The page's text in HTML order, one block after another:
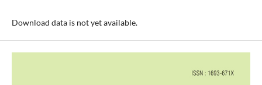
Download data is not yet available.